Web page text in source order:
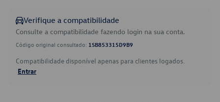
Verifique a compatibilidade
Consulte a compatibilidade fazendo login na sua conta.
Código original consultado: 1SB853315D9B9
Compatibilidade disponível apenas para clientes logados.
Entrar